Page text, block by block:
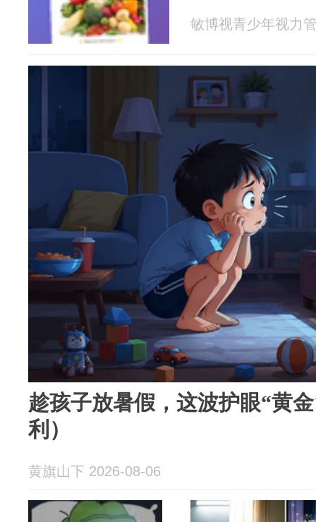
敏博视青少年视力
趁孩子放暑假，这波护眼“黄
利）
黄旗山下 2026-08-06